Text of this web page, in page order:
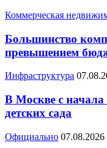
Коммерческая
Большинство
превышением
Инфраструктура
В Москве с
детских сада
Официально 07.08.2026